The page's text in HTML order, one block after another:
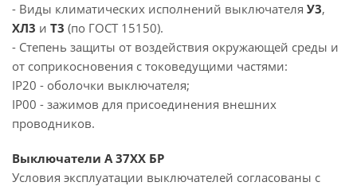
- Виды климатических исполнений выключателя У3,
ХЛ3 и Т3 (по ГОСТ 15150).
- Степень защиты от воздействия окружающей среды и
от соприкосновения с токоведущими частями:
IP20 - оболочки выключателя;
IP00 - зажимов для присоединения внешних
проводников.
Выключатели А 37ХХ БР
Условия эксплуатации выключателей согласованы с